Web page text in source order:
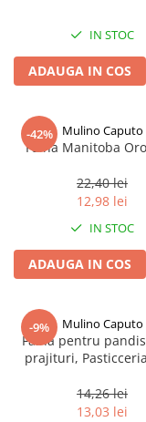
Sare de mare din
Sare de mare din
si Indian
Portugalia
Sare de roca
Sare speciala
Terine si placinte
Uleiuri speciale/
Ulei de masline
Ulei Gewurzgarten
Prajitore paine
Gratare
IN STOC
ADAUGA IN COS
-42% Mulino Caputo
Faina Manitoba
22,40 lei
12,98 lei
IN STOC
ADAUGA IN COS
-9% Mulino Caputo
Faina pentru
prajituri,
14,26 lei
13,03 lei